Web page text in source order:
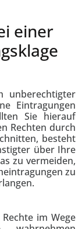
einer
unberechtigter
Eintragungen
Sie hierauf
Rechten durch
besteht
über Ihre
zu vermeiden,
zu
im Wege